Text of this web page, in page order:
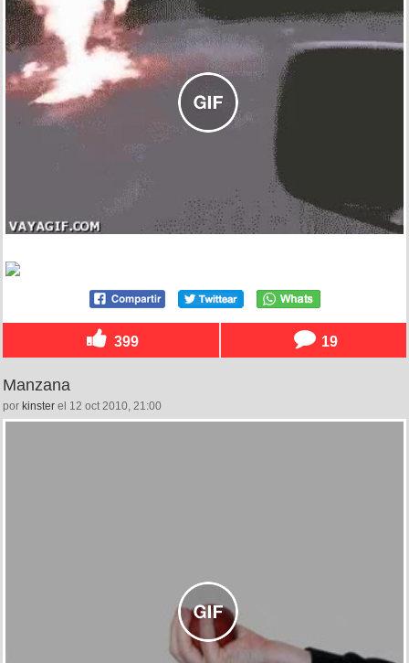
399 19
Manzana
por kinster el 12 oct 2010, 21:00